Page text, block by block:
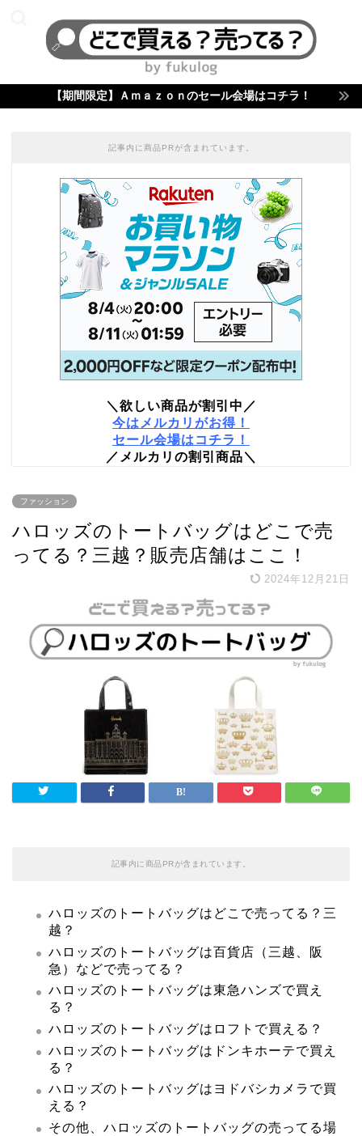
【期間限定】Ａｍａｚｏｎのセール会場はコチラ！
記事内に商品PRが含まれています。
＼欲しい商品が割引中／
今はメルカリがお得！
セール会場はコチラ！
／メルカリの割引商品＼
ファッション
ハロッズのトートバッグはどこで売
ってる？三越？販売店舗はここ！
2024年12月21日
記事内に商品PRが含まれています。
ハロッズのトートバッグはどこで売ってる？三
越？
ハロッズのトートバッグは百貨店（三越、阪
急）などで売ってる？
ハロッズのトートバッグは東急ハンズで買え
る？
ハロッズのトートバッグはロフトで買える？
ハロッズのトートバッグはドンキホーテで買え
る？
ハロッズのトートバッグはヨドバシカメラで買
える？
その他、ハロッズのトートバッグの売ってる場